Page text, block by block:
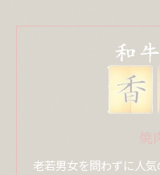
焼
老若男女を問わずに人